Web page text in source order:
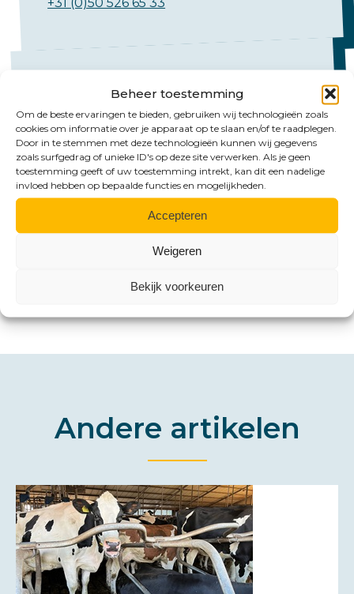
Beheer toestemming
Om de beste ervaringen te bieden, gebruiken wij technologieën zoals
cookies om informatie over je apparaat op te slaan en/of te raadplegen.
Door in te stemmen met deze technologieën kunnen wij gegevens
zoals surfgedrag of unieke ID's op deze site verwerken. Als je geen
toestemming geeft of uw toestemming intrekt, kan dit een nadelige
invloed hebben op bepaalde functies en mogelijkheden.
Accepteren
Weigeren
Bekijk voorkeuren
Mail ons
Emmen:
emmen@hlb-nannen.nl
groningen@hlb-nannen.nl
Andere artikelen